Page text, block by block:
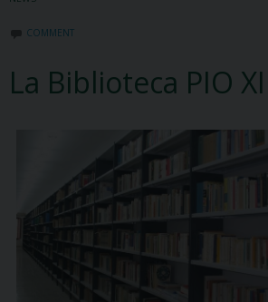
COMMENT
La Biblioteca PIO